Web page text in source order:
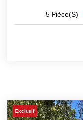
5 Pièce(s)
Exclusif